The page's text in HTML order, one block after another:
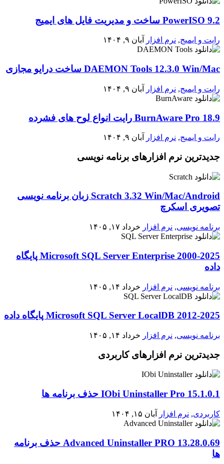
PowerISO 9.2 ساخت و مدیریت فایل های ایمیج
رایت و ایمیج, نرم افزار آبان ۹, ۱۴۰۴
DAEMON Tools 12.3.0 Win/Mac ساخت درایو مجازی
رایت و ایمیج, نرم افزار آبان ۹, ۱۴۰۴
BurnAware Pro 18.9 رایت انواع لوح های فشرده
رایت و ایمیج, نرم افزار آبان ۹, ۱۴۰۴
جدیدترین نرم افزارهای برنامه نویسی
Scratch 3.32 Win/Mac/Android زبان برنامه نویسی
تصویری اسکرچ
برنامه نویسی, نرم افزار خرداد ۱۷, ۱۴۰۵
2000-2025 Microsoft SQL Server Enterprise پایگاه
داده
برنامه نویسی, نرم افزار خرداد ۱۴, ۱۴۰۵
2012-2025 Microsoft SQL Server LocalDB پایگاه داده
برنامه نویسی, نرم افزار خرداد ۱۴, ۱۴۰۵
جدیدترین نرم افزارهای کاربردی
IObi Uninstaller Pro 15.1.0.1 حذف برنامه ها
کاربردی, نرم افزار آبان ۱۵, ۱۴۰۴
Advanced Uninstaller PRO 13.28.0.69 حذف برنامه
ها